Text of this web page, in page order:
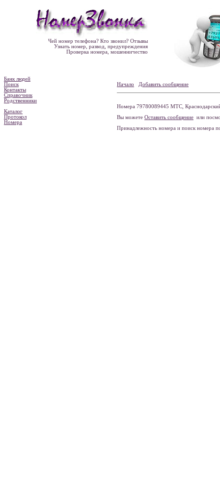
Чей номер телефона? Кто звонил? Отзывы
Узнать номер, развод, предупреждения
Проверка номера, мошенничество
Банк людей
Поиск
Контакты
Справочник
Родственники
Каталог
Протокол
Номера
Начало Добавить сообщение
Номера 79780089445 МТС, Краснодарский
Вы можете Оставить сообщение или
Принадлежность номера и поиск номера